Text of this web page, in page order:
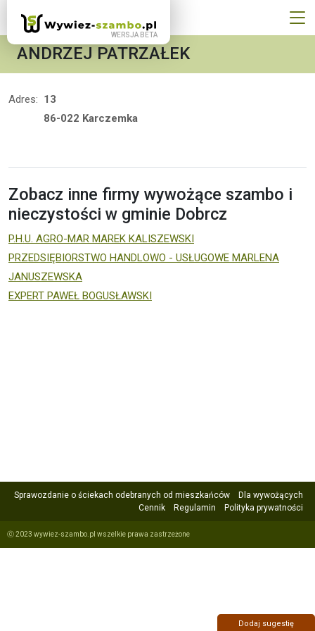
ANDRZEJ PATRZAŁEK
Adres: 13
86-022 Karczemka
Zobacz inne firmy wywożące szambo i
nieczystości w gminie Dobrcz
P.H.U. AGRO-MAR MAREK KALISZEWSKI
PRZEDSIĘBIORSTWO HANDLOWO - USŁUGOWE MARLENA
JANUSZEWSKA
EXPERT PAWEŁ BOGUSŁAWSKI
Sprawozdanie o ściekach odebranych od mieszkańców
Dla wywożących
Cennik
Regulamin Polityka prywatności
ⓒ 2023 wywiez-szambo.pl wszelkie prawa zastrzeżone
Dodaj sugestię